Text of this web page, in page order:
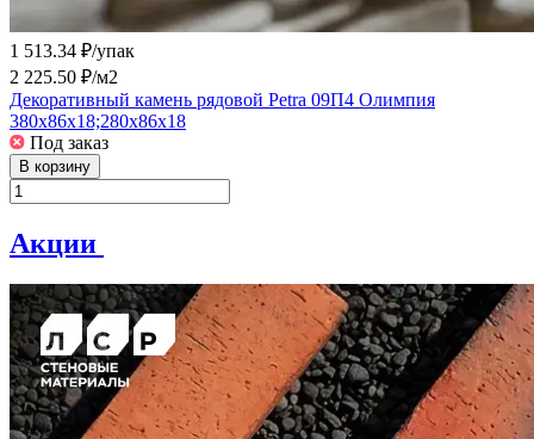
1 513.34 ₽/упак
2 225.50 ₽/м2
Декоративный камень рядовой Petra 09П4 Олимпия
380х86х18;280х86х18
Под заказ
В корзину
Акции